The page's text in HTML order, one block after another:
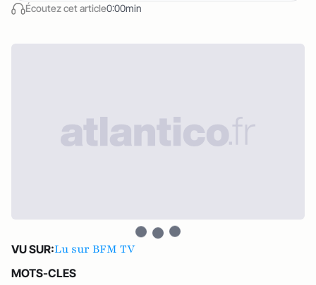
Écoutez cet article0:00min
VU SUR:Lu sur BFM TV
MOTS-CLES